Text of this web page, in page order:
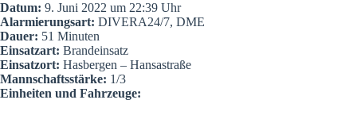
Datum: 9. Juni 2022 um 22:39 Uhr
Alarmierungsart: DIVERA24/7, DME
Dauer: 51 Minuten
Einsatzart: Brandeinsatz
Einsatzort: Hasbergen – Hansastraße
Mannschaftsstärke: 1/3
Einheiten und Fahrzeuge: